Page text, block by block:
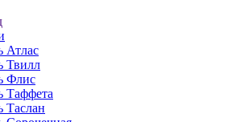
Атлас
Твилл
Флис
Таффета
Таслан